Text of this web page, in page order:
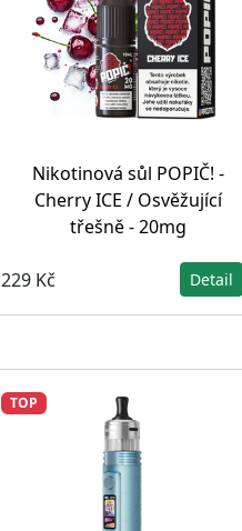
Nikotinová sůl POPIČ! -
Cherry ICE / Osvěžující
třešně - 20mg
229 Kč Detail
TOP